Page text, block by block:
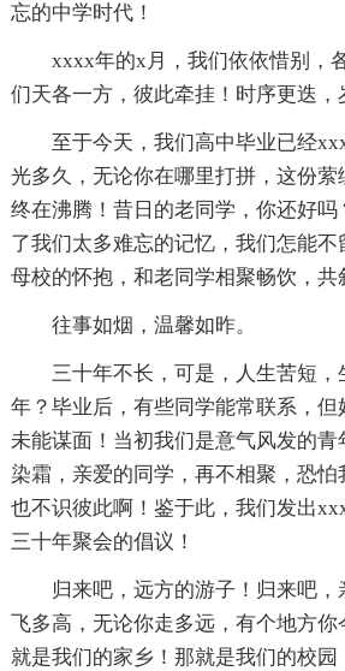
忘的中学时代！
xxxx年的x月，我们依依惜别，
们天各一方，彼此牵挂！时序更迭，
至于今天，我们高中毕业已经
光多久，无论你在哪里打拼，这份
终在沸腾！昔日的老同学，你还好吗
了我们太多难忘的记忆，我们怎能不
母校的怀抱，和老同学相聚畅饮，共
往事如烟，温馨如昨。
三十年不长，可是，人生苦短
年？毕业后，有些同学能常联系，但
未能谋面！当初我们是意气风发的青
染霜，亲爱的同学，再不相聚，恐怕
也不识彼此啊！鉴于此，我们发出
三十年聚会的倡议！
归来吧，远方的游子！归来吧
飞多高，无论你走多远，有个地方
就是我们的家乡！那就是我们的校园